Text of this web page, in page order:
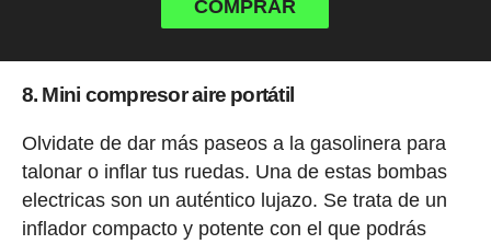
COMPRAR
8. Mini compresor aire portátil
Olvidate de dar más paseos a la gasolinera para
talonar o inflar tus ruedas. Una de estas bombas
electricas son un auténtico lujazo. Se trata de un
inflador compacto y potente con el que podrás